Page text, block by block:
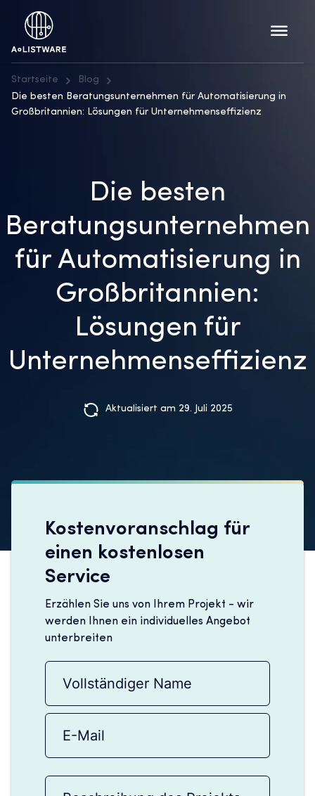
Startseite
Blog
Die besten Beratungsunternehmen für Automatisierung in
Großbritannien: Lösungen für Unternehmenseffizienz
Die besten
Beratungsunternehmen
für Automatisierung in
Großbritannien:
Lösungen für
Unternehmenseffizienz
Aktualisiert am 29. Juli 2025
Kostenvoranschlag für
einen kostenlosen
Service
Erzählen Sie uns von Ihrem Projekt - wir
werden Ihnen ein individuelles Angebot
unterbreiten